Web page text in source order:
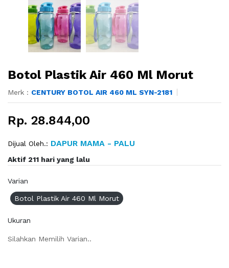
Botol Plastik Air 460 Ml Morut
Merk : CENTURY BOTOL AIR 460 ML SYN-2181
Rp. 28.844,00
Dijual Oleh.: DAPUR MAMA - PALU
Aktif 211 hari yang lalu
Varian
Botol Plastik Air 460 Ml Morut
Ukuran
Silahkan Memilih Varian..